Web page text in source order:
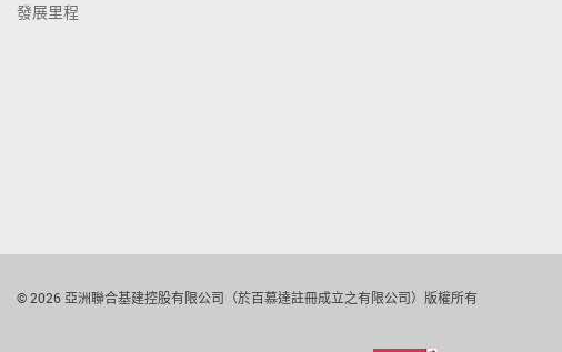
發展里程
© 2026 亞洲聯合基建控股有限公司（於百慕達註冊成立之有限公司）版權所有